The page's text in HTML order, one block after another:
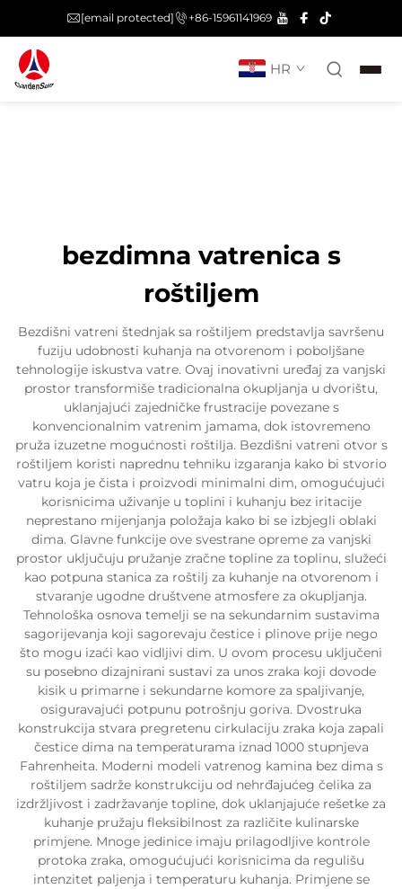
[email protected] +86-15961141969
HR
bezdimna vatrenica s
roštiljem
Bezdišni vatreni štednjak sa roštiljem predstavlja savršenu
fuziju udobnosti kuhanja na otvorenom i poboljšane
tehnologije iskustva vatre. Ovaj inovativni uređaj za vanjski
prostor transformiše tradicionalna okupljanja u dvorištu,
uklanjajući zajedničke frustracije povezane s
konvencionalnim vatrenim jamama, dok istovremeno
pruža izuzetne mogućnosti roštilja. Bezdišni vatreni otvor s
roštiljem koristi naprednu tehniku izgaranja kako bi stvorio
vatru koja je čista i proizvodi minimalni dim, omogućujući
korisnicima uživanje u toplini i kuhanju bez iritacije
neprestano mijenjanja položaja kako bi se izbjegli oblaki
dima. Glavne funkcije ove svestrane opreme za vanjski
prostor uključuju pružanje zračne topline za toplinu, služeći
kao potpuna stanica za roštilj za kuhanje na otvorenom i
stvaranje ugodne društvene atmosfere za okupljanja.
Tehnološka osnova temelji se na sekundarnim sustavima
sagorijevanja koji sagorevaju čestice i plinove prije nego
što mogu izaći kao vidljivi dim. U ovom procesu uključeni
su posebno dizajnirani sustavi za unos zraka koji dovode
kisik u primarne i sekundarne komore za spaljivanje,
osiguravajući potpunu potrošnju goriva. Dvostruka
konstrukcija stvara pregretenu cirkulaciju zraka koja zapali
čestice dima na temperaturama iznad 1000 stupnjeva
Fahrenheita. Moderni modeli vatrenog kamina bez dima s
roštiljem sadrže konstrukciju od nehrđajućeg čelika za
izdržljivost i zadržavanje topline, dok uklanjajuće rešetke za
kuhanje pružaju fleksibilnost za različite kulinarske
primjene. Mnoge jedinice imaju prilagodljive kontrole
protoka zraka, omogućujući korisnicima da regulišu
intenzitet paljenja i temperaturu kuhanja. Primjene se